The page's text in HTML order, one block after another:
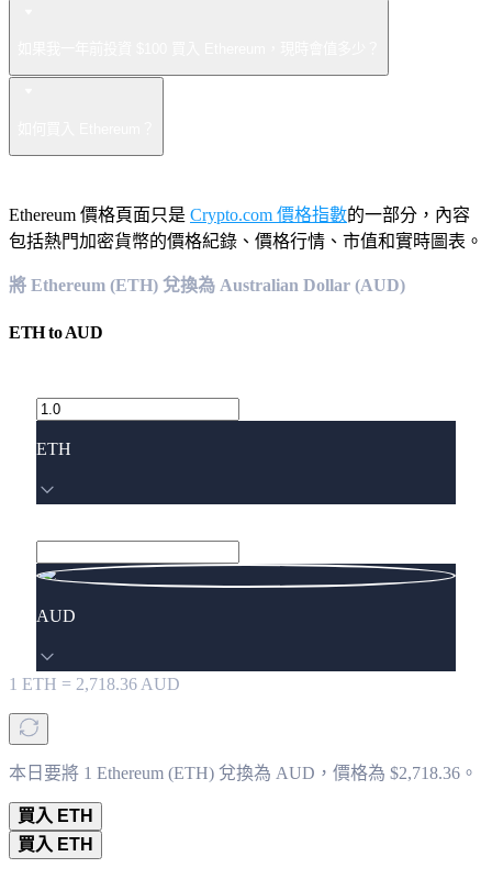
Ethereum 價格頁面只是 Crypto.com 價格指數的一部分，內容
包括熱門加密貨幣的價格紀錄、價格行情、市值和實時圖表。
將 Ethereum (ETH) 兌換為 Australian Dollar (AUD)
ETHtoAUD
ETH
AUD
1 ETH = 2,718.36 AUD
本日要將 1 Ethereum (ETH) 兌換為 AUD，價格為 $2,718.36。
買入 ETH
買入 ETH